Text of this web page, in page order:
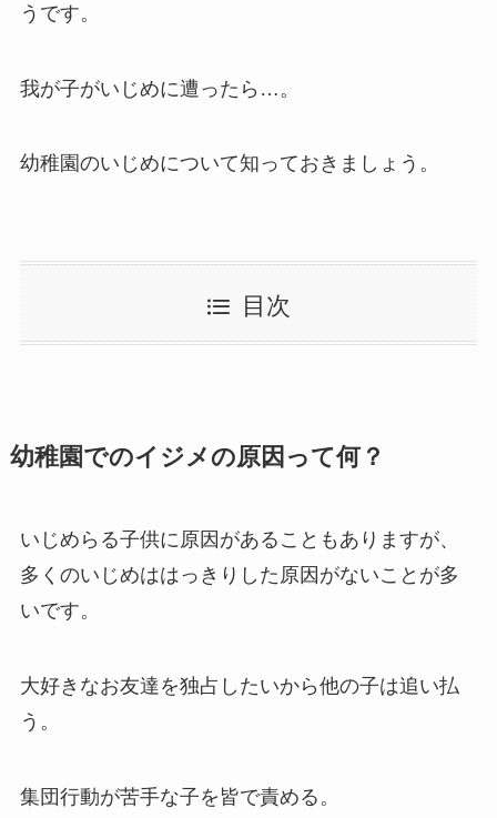
うです。
我が子がいじめに遭ったら…。
幼稚園のいじめについて知っておきましょう。
目次
幼稚園でのイジメの原因って何？
いじめらる子供に原因があることもありますが、
多くのいじめははっきりした原因がないことが多
いです。
大好きなお友達を独占したいから他の子は追い払
う。
集団行動が苦手な子を皆で責める。